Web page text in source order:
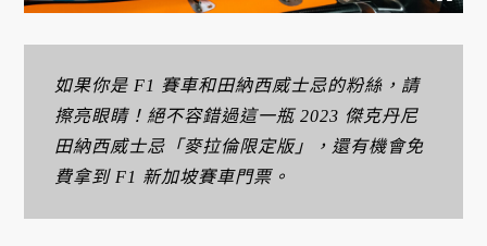
如果你是 F1 賽車和田納西威士忌的粉絲，請
擦亮眼睛！絕不容錯過這一瓶 2023 傑克丹尼
田納西威士忌「麥拉倫限定版」，還有機會免
費拿到 F1 新加坡賽車門票。